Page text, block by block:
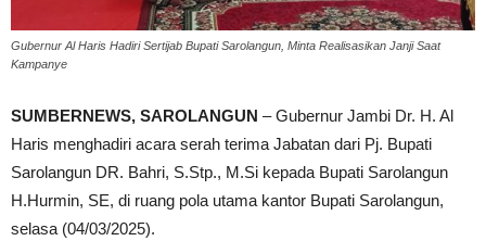
Gubernur Al Haris Hadiri Sertijab Bupati Sarolangun, Minta Realisasikan Janji Saat
Kampanye
SUMBERNEWS, SAROLANGUN – Gubernur Jambi Dr. H. Al
Haris menghadiri acara serah terima Jabatan dari Pj. Bupati
Sarolangun DR. Bahri, S.Stp., M.Si kepada Bupati Sarolangun
H.Hurmin, SE, di ruang pola utama kantor Bupati Sarolangun,
selasa (04/03/2025).